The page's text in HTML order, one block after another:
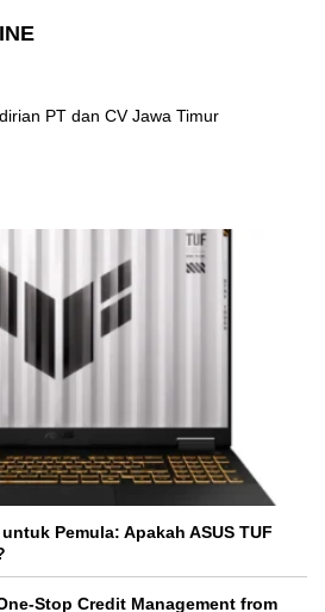
PT dan CV Jawa Timur
Pemula: Apakah ASUS TUF
Stop Credit Management from